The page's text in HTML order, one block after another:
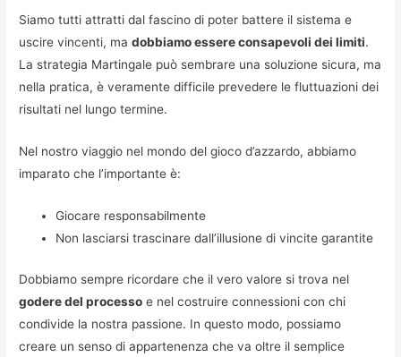
Siamo tutti attratti dal fascino di poter battere il sistema e
uscire vincenti, madobbiamo essere consapevoli dei limiti.
La strategia Martingale può sembrare una soluzione sicura, ma
nella pratica, è veramente difficile prevedere le fluttuazioni dei
risultati nel lungo termine.
Nel nostro viaggio nel mondo del gioco d’azzardo, abbiamo
imparato che l’importante è:
Giocare responsabilmente
Non lasciarsi trascinare dall’illusione di vincite garantite
Dobbiamo sempre ricordare che il vero valore si trova nel
godere del processo e nel costruire connessioni con chi
condivide la nostra passione. In questo modo, possiamo
creare un senso di appartenenza che va oltre il semplice